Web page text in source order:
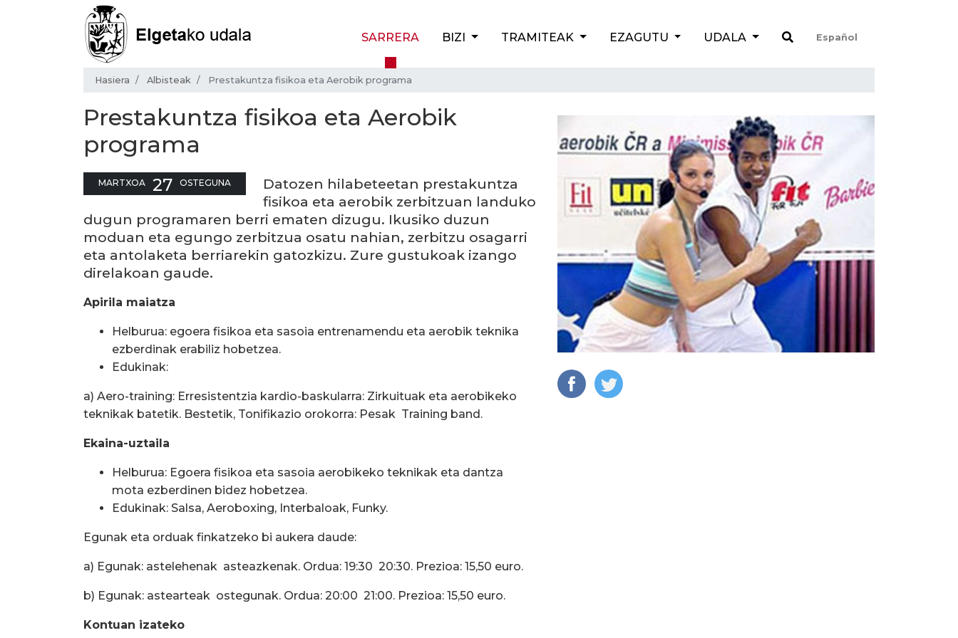
SARRERA BIZI TRAMITEAK EZAGUTU UDALA Español
Hasiera Albisteak Prestakuntza fisikoa eta Aerobik programa
Prestakuntza fisikoa eta Aerobik
programa
MARTXOA 27 OSTEGUNA
Datozen hilabeteetan prestakuntza
fisikoa eta aerobik zerbitzuan landuko
dugun programaren berri ematen dizugu. Ikusiko duzun
moduan eta egungo zerbitzua osatu nahian, zerbitzu osagarri
eta antolaketa berriarekin gatozkizu. Zure gustukoak izango
direlakoan gaude.
Apirila maiatza
Helburua: egoera fisikoa eta sasoia entrenamendu eta aerobik teknika
ezberdinak erabiliz hobetzea.
Edukinak:
a) Aero-training: Erresistentzia kardio-baskularra: Zirkuituak eta aerobikeko
teknikak batetik. Bestetik, Tonifikazio orokorra: Pesak  Training band.
Ekaina-uztaila
Helburua: Egoera fisikoa eta sasoia aerobikeko teknikak eta dantza
mota ezberdinen bidez hobetzea.
Edukinak: Salsa, Aeroboxing, Interbaloak, Funky.
Egunak eta orduak finkatzeko bi aukera daude:
a) Egunak: astelehenak  asteazkenak. Ordua: 19:30  20:30. Prezioa: 15,50 euro.
b) Egunak: astearteak  ostegunak. Ordua: 20:00  21:00. Prezioa: 15,50 euro.
Kontuan izateko